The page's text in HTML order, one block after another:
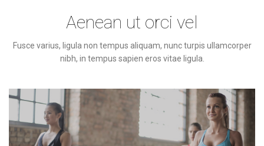
Aenean ut orci vel
Fusce varius, ligula non tempus aliquam, nunc turpis ullamcorper
nibh, in tempus sapien eros vitae ligula.